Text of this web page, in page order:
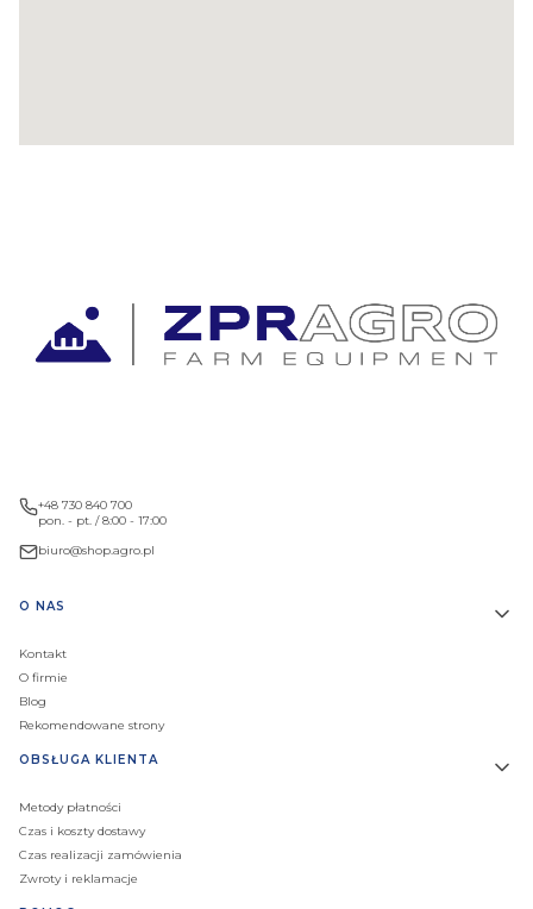
+48 730 840 700
pon. - pt. / 8:00 - 17:00
biuro@shop.agro.pl
Linki w stopce
O NAS
Kontakt
O firmie
Blog
Rekomendowane strony
OBSŁUGA KLIENTA
Metody płatności
Czas i koszty dostawy
Czas realizacji zamówienia
Zwroty i reklamacje